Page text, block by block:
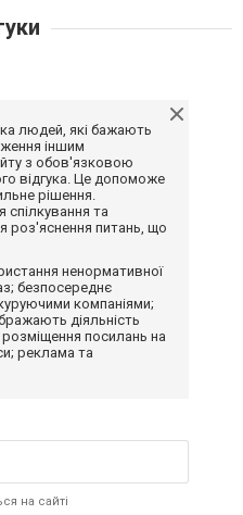
людей, які бажають
іншим
з обов'язковою
відгука. Це допоможе
рішення.
спілкування та
роз'яснення питань, що
ненормативної
безпосереднє
компаніями;
діяльність
розміщення посилань на
реклама та
на сайті